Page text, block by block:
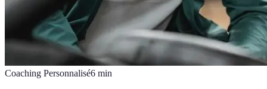
Coaching Personnalisé6 min